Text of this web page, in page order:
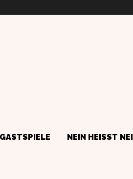
GASTSPIELE NEIN HEISST NEIN